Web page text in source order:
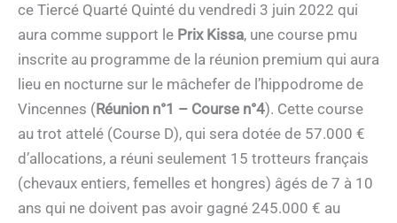
ce Tiercé Quarté Quinté du vendredi 3 juin 2022 qui
aura comme support le Prix Kissa, une course pmu
inscrite au programme de la réunion premium qui aura
lieu en nocturne sur le mâchefer de l’hippodrome de
Vincennes (Réunion n°1 – Course n°4). Cette course
au trot attelé (Course D), qui sera dotée de 57.000 €
d’allocations, a réuni seulement 15 trotteurs français
(chevaux entiers, femelles et hongres) âgés de 7 à 10
ans qui ne doivent pas avoir gagné 245.000 € au